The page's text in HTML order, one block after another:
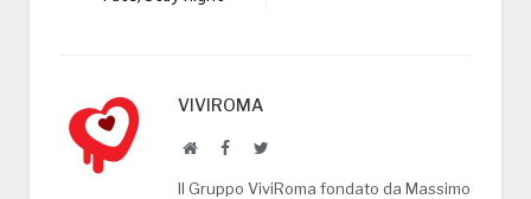
VIVIROMA
WebsiteFacebookTwitter
Il Gruppo ViviRoma fondato da Massimo